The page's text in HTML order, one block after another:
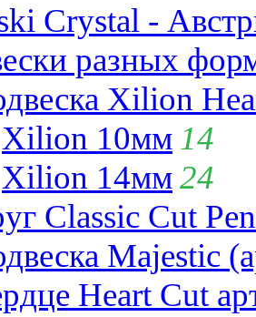
Crystal -
разных
Xilion
Xilion 10мм 14
Xilion 14мм24
Classic Cut
Majestic
Heart Cut